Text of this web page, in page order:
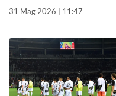
31 Mag 2026 | 11:47